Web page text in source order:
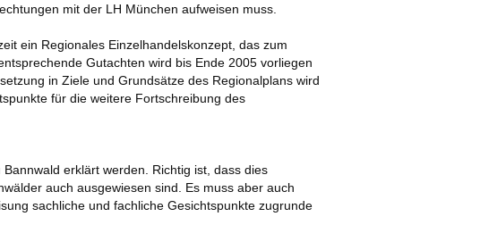
mit der LH München aufweisen muss.
ein Regionales Einzelhandelskonzept, das zum
Gutachten wird bis Ende 2005 vorliegen
in Ziele und Grundsätze des Regionalplans wird
für die weitere Fortschreibung des
erklärt werden. Richtig ist, dass dies
auch ausgewiesen sind. Es muss aber auch
sachliche und fachliche Gesichtspunkte zugrunde